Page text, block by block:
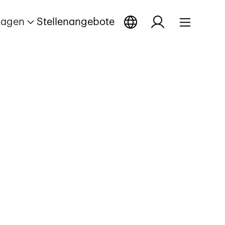
Stellenangebote